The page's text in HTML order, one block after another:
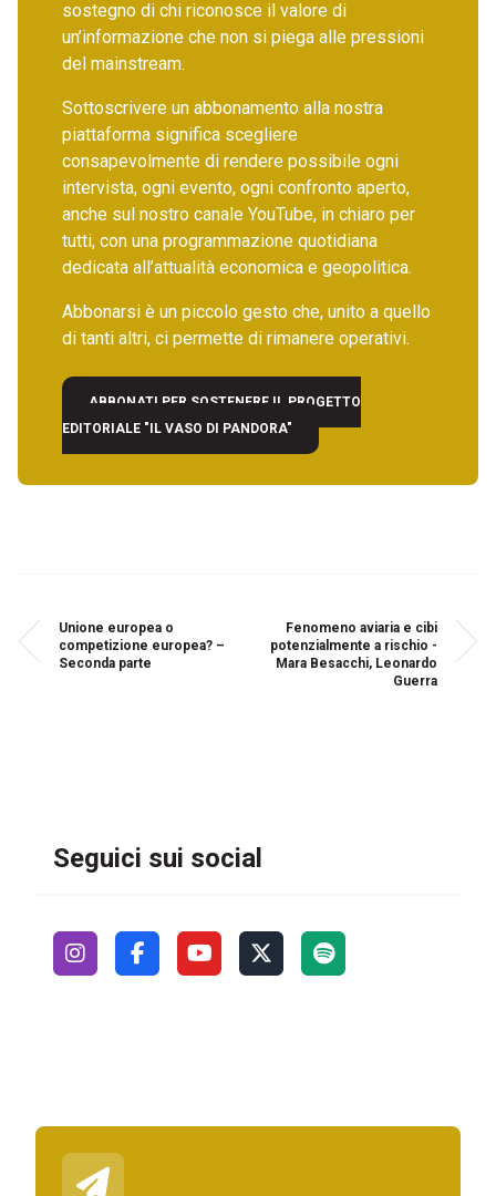
sostegno di chi riconosce il valore di
un’informazione che non si piega alle pressioni
del mainstream.
Sottoscrivere un abbonamento alla nostra
piattaforma significa scegliere
consapevolmente di rendere possibile ogni
intervista, ogni evento, ogni confronto aperto,
anche sul nostro canale YouTube, in chiaro per
tutti, con una programmazione quotidiana
dedicata all’attualità economica e geopolitica.
Abbonarsi è un piccolo gesto che, unito a quello
di tanti altri, ci permette di rimanere operativi.
ABBONATI PER SOSTENERE IL PROGETTO
EDITORIALE "IL VASO DI PANDORA"
Unione europea o
competizione europea? –
Seconda parte
Fenomeno aviaria e cibi
potenzialmente a rischio -
Mara Besacchi, Leonardo
Guerra
Seguici sui social